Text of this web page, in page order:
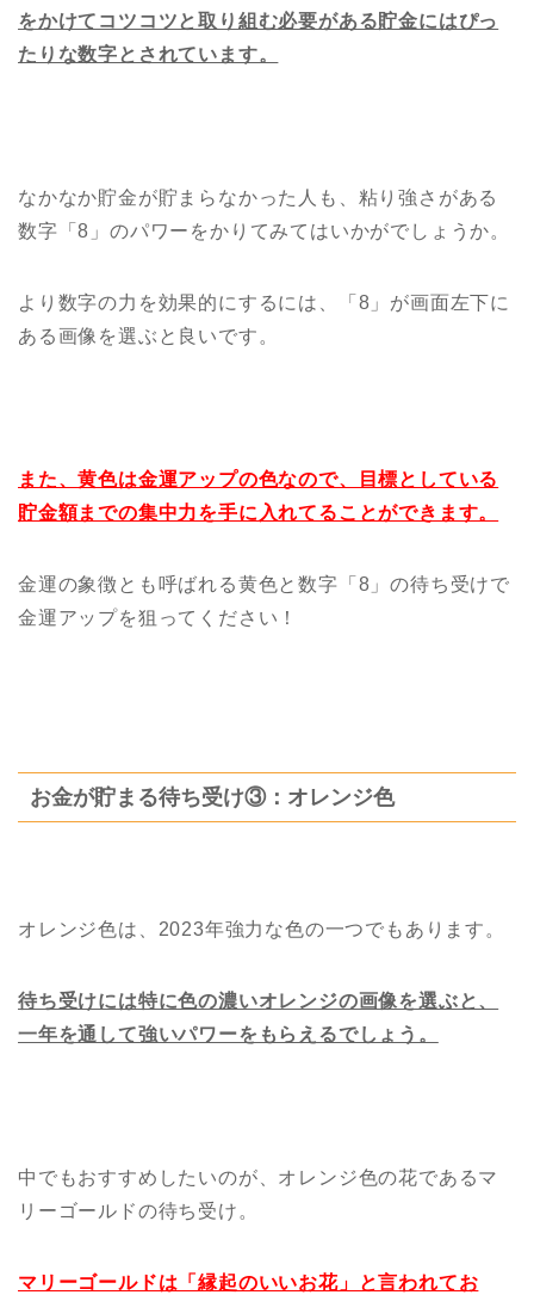
をかけてコツコツと取り組む必要がある貯金にはぴっ
たりな数字とされています。
なかなか貯金が貯まらなかった人も、粘り強さがある
数字「8」のパワーをかりてみてはいかがでしょうか。
より数字の力を効果的にするには、「8」が画面左下に
ある画像を選ぶと良いです。
また、黄色は金運アップの色なので、目標としている
貯金額までの集中力を手に入れてることができます。
金運の象徴とも呼ばれる黄色と数字「8」の待ち受けで
金運アップを狙ってください！
お金が貯まる待ち受け③：オレンジ色
オレンジ色は、2023年強力な色の一つでもあります。
待ち受けには特に色の濃いオレンジの画像を選ぶと、
一年を通して強いパワーをもらえるでしょう。
中でもおすすめしたいのが、オレンジ色の花であるマ
リーゴールドの待ち受け。
マリーゴールドは「縁起のいいお花」と言われてお